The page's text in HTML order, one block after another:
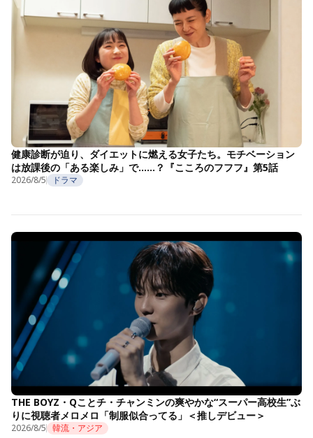
健康診断が迫り、ダイエットに燃える女子たち。モチベーション
は放課後の「ある楽しみ」で……？『こころのフフフ』第5話
2026/8/5 ドラマ
THE BOYZ・Qことチ・チャンミンの爽やかな“スーパー高校生”ぶ
りに視聴者メロメロ「制服似合ってる」＜推しデビュー＞
2026/8/5 韓流・アジア